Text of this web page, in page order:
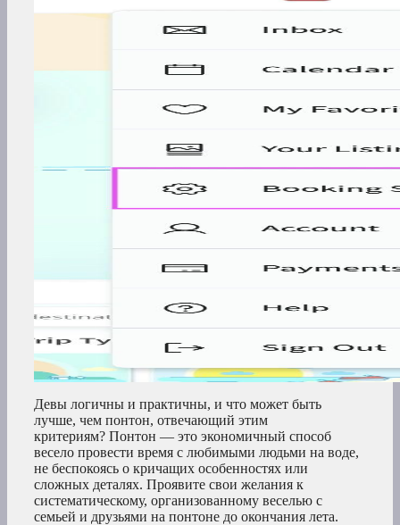
Девы логичны и практичны, и что может быть
лучше, чем понтон, отвечающий этим
критериям? Понтон — это экономичный способ
весело провести время с любимыми людьми на воде,
не беспокоясь о кричащих особенностях или
сложных деталях. Проявите свои желания к
систематическому, организованному веселью с
семьей и друзьями на понтоне до окончания лета.